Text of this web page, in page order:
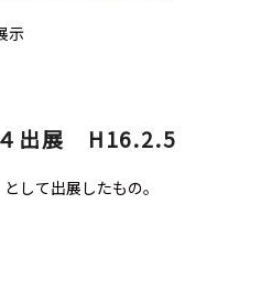
示
４出展 H16.2.5
して出展したもの。